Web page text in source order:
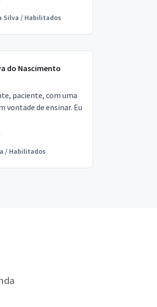
mas o instrutor é
profissional.
Silva / Habilitados
do Nascimento
paciente, com uma
vontade de ensinar. Eu
/ Habilitados